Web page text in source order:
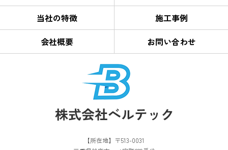
当社の特徴
施工事例
会社概要
お問い合わせ
【所在地】〒513-0031